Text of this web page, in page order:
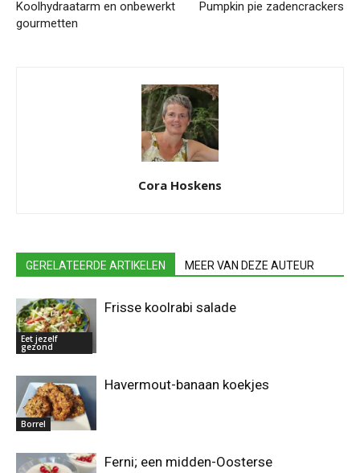
Koolhydraatarm en onbewerkt
gourmetten
Pumpkin pie zadencrackers
Cora Hoskens
GERELATEERDE ARTIKELEN MEER VAN DEZE AUTEUR
Eet jezelf
gezond
Frisse koolrabi salade
Borrel
Havermout-banaan koekjes
Ferni; een midden-Oosterse